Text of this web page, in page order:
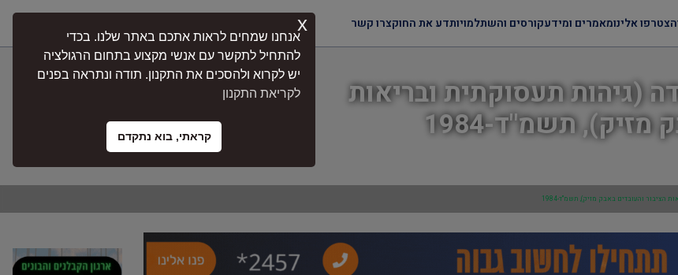
הצטרפו אלינומאמרים ומידעקורסים והשתלמויותדע את החוקצרו קשר
(גיהות תעסוקתית ובריאות
תשמ"ד-1984
והעובדים באבק מזיק), תשמ"ד-1984
אנחנו שמחים לראות אתכם באתר שלנו. בכדי
להתחיל לתקשר עם אנשי מקצוע בתחום הרגולציה
יש לקרוא ולהסכים את התקנון. תודה ונתראה בפנים
לקריאת התקנון
קראתי, בוא נתקדם
x